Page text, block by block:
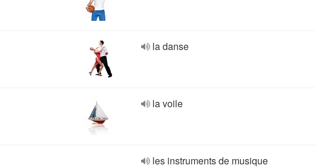
la danse
la voile
les instruments de musique